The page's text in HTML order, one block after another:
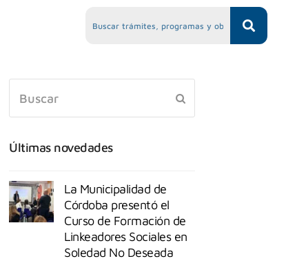
Últimas novedades
La Municipalidad de
Córdoba presentó el
Curso de Formación de
Linkeadores Sociales en
Soledad No Deseada